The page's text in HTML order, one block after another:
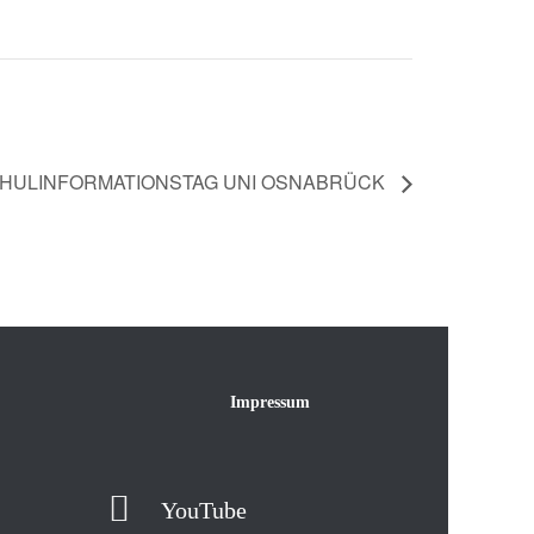
UNI OSNABRÜCK
Impressum
YouTube